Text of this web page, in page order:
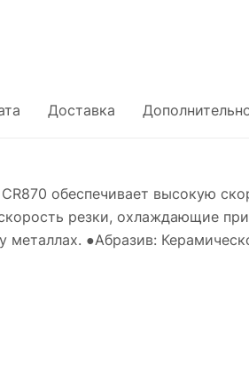
Доставка
обеспечивает высокую
резки, охлаждающие
металлах. ●Абразив: